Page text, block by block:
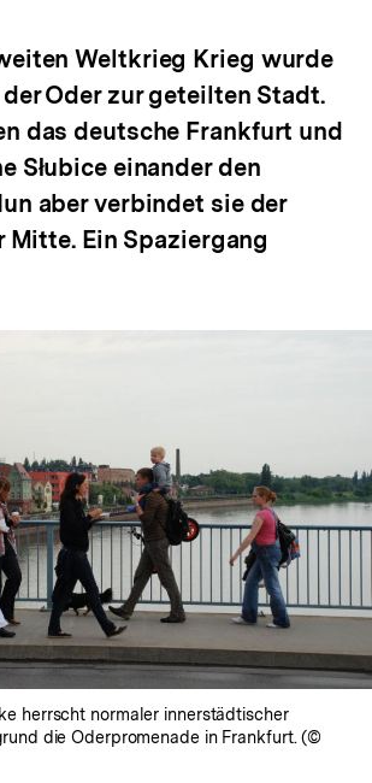
Weltkrieg Krieg wurde
Oder zur geteilten Stadt.
das deutsche Frankfurt und
Słubice einander den
aber verbindet sie der
Mitte. Ein Spaziergang
herrscht normaler innerstädtischer
die Oderpromenade in Frankfurt. (©